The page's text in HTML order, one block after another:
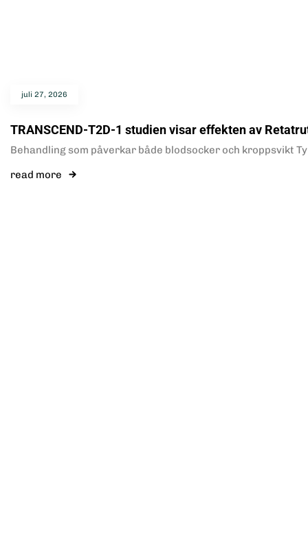
juli 27, 2026
TRANSCEND-T2D-1 studien visar effekten av
Behandling som påverkar både blodsocker och kroppsvikt
read more